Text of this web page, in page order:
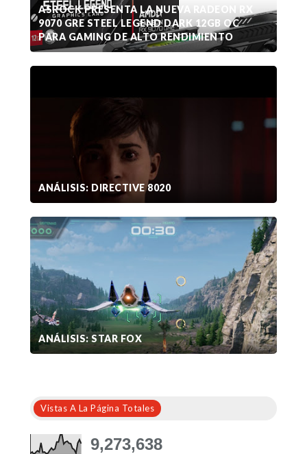
ASROCK PRESENTA LA NUEVA RADEON RX
9070 GRE STEEL LEGEND DARK 12GB OC
PARA GAMING DE ALTO RENDIMIENTO
ANÁLISIS: DIRECTIVE 8020
ANÁLISIS: STAR FOX
Vistas A La Página Totales
9,273,638